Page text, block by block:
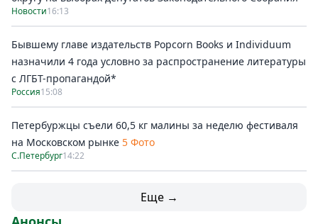
Новости16:13
Бывшему главе издательств Popcorn Books и Individuum
назначили 4 года условно за распространение литературы
с ЛГБТ-пропагандой*
Россия15:08
Петербуржцы съели 60,5 кг малины за неделю фестиваля
на Московском рынке 5 Фото
С.Петербург14:22
Еще →